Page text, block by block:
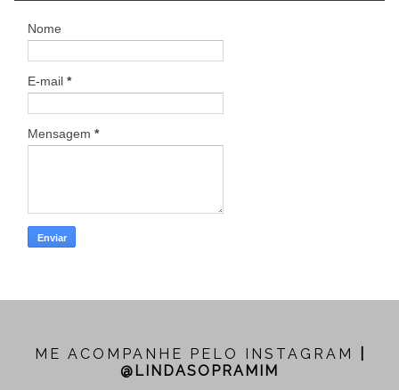
Nome
E-mail *
Mensagem *
ME ACOMPANHE PELO INSTAGRAM
@LINDASOPRAMIM